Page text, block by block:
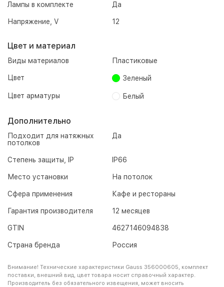
Лампы в комплекте Да
Напряжение, V 12
Цвет и материал
Виды материалов Пластиковые
Цвет Зеленый
Цвет арматуры Белый
Дополнительно
Подходит для натяжных
потолков
Да
Степень защиты, IP IP66
Место установки На потолок
Сфера применения Кафе и рестораны
Гарантия производителя 12 месяцев
GTIN 4627146094838
Страна бренда Россия
Внимание! Технические характеристики Gauss 356000605, комплект
поставки, внешний вид, цвет товара носит справочный характер.
Производитель без обязательного извещения, может вносить